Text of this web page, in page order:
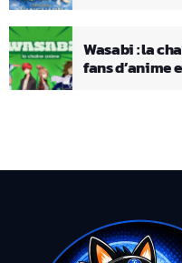
Wasabi : la
fans d’anime